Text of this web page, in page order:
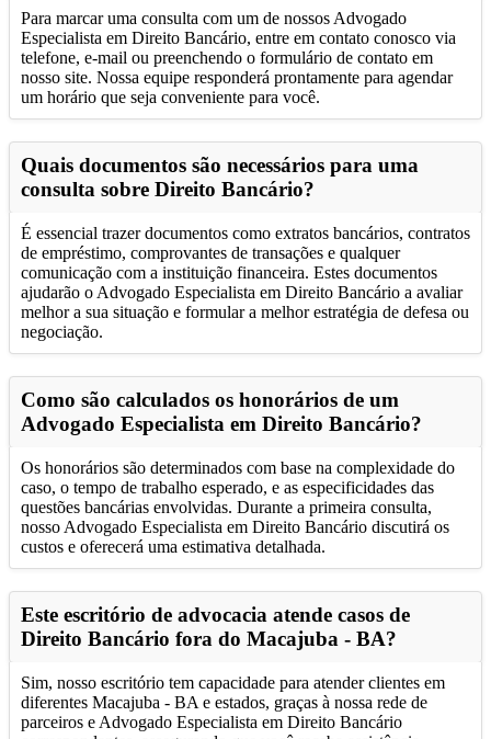
Para marcar uma consulta com um de nossos Advogado
Especialista em Direito Bancário, entre em contato conosco via
telefone, e-mail ou preenchendo o formulário de contato em
nosso site. Nossa equipe responderá prontamente para agendar
um horário que seja conveniente para você.
Quais documentos são necessários para uma
consulta sobre Direito Bancário?
É essencial trazer documentos como extratos bancários, contratos
de empréstimo, comprovantes de transações e qualquer
comunicação com a instituição financeira. Estes documentos
ajudarão o Advogado Especialista em Direito Bancário a avaliar
melhor a sua situação e formular a melhor estratégia de defesa ou
negociação.
Como são calculados os honorários de um
Advogado Especialista em Direito Bancário?
Os honorários são determinados com base na complexidade do
caso, o tempo de trabalho esperado, e as especificidades das
questões bancárias envolvidas. Durante a primeira consulta,
nosso Advogado Especialista em Direito Bancário discutirá os
custos e oferecerá uma estimativa detalhada.
Este escritório de advocacia atende casos de
Direito Bancário fora do Macajuba - BA?
Sim, nosso escritório tem capacidade para atender clientes em
diferentes Macajuba - BA e estados, graças à nossa rede de
parceiros e Advogado Especialista em Direito Bancário